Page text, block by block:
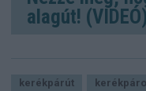
alagút! (VIDEÓ)
kerékpárút